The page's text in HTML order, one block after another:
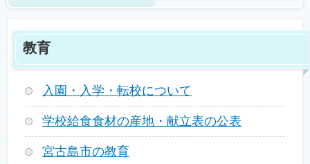
教育
入園・入学・転校について
学校給食食材の産地・献立表の公表
宮古島市の教育